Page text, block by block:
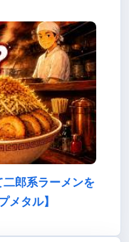
郎系ラーメンを
メタル】